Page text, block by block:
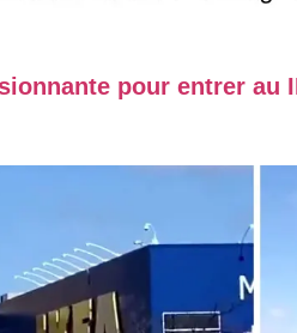
pour entrer au